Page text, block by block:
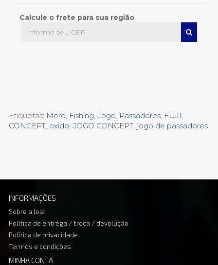
Calcule o frete para sua região
Etiquetas: Moro, Fishing, Jogo, Passadores, FUJI,
CONCEPT, oxido, JOGO CONCEPT, jogo de passadores
INFORMAÇÕES
Sobre a loja
Política de entrega / troca / devolução
Política de privacidade
Termos e condições
MINHA CONTA